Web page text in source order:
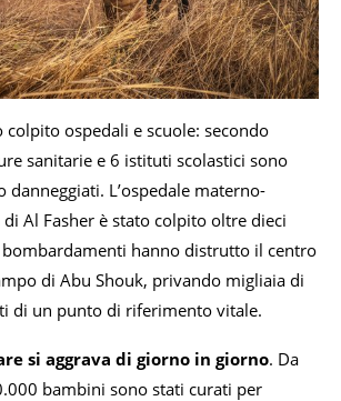
colpito ospedali e scuole: secondo
sanitarie e 6 istituti scolastici sono
L’ospedale materno-
Al Fasher è stato colpito oltre dieci
hanno distrutto il centro
di Abu Shouk, privando migliaia di
di un punto di riferimento vitale.
si aggrava di giorno in giorno. Da
bambini sono stati curati per